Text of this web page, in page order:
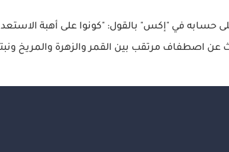
حسابه في "إكس" بالقول: "كونوا على أهبة
عن اصطفاف مرتقب بين القمر والزهرة والمريخ